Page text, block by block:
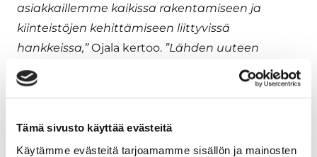
Tämä sivusto käyttää evästeitä
Käytämme evästeitä tarjoamamme sisällön ja mainosten
asiakkaillemme kaikissa rakentamiseen ja
kiinteistöjen kehittämiseen liittyvissä
hankkeissa,”Ojala kertoo. ”Lähden uuteen
tehtävään innolla, sillä vakavaraisena yhtiönä
pystymme laajentamaan palveluamme